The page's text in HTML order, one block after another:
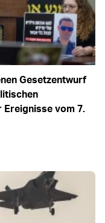
Gesetzentwurf
Ereignisse vom 7.